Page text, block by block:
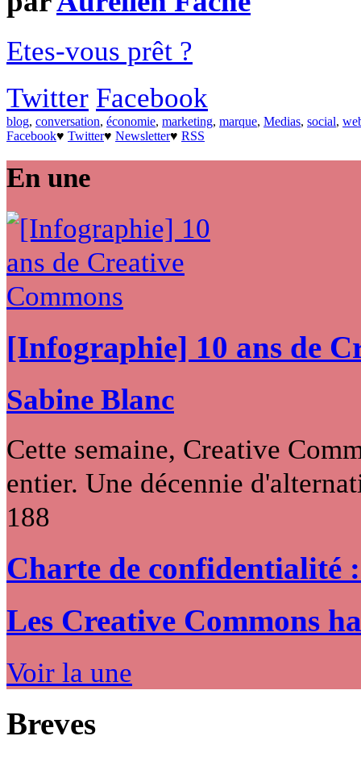
Etes-vous prêt ?
Twitter Facebook
blog, conversation, économie, marketing, marque, Medias, social,
Facebook♥ Twitter♥ Newsletter♥ RSS
En une
[Infographie] 10 ans de
Sabine Blanc
Cette semaine, Creative
entier. Une décennie
188
Charte de confidentialité
Les Creative Commons
Voir la une
Breves